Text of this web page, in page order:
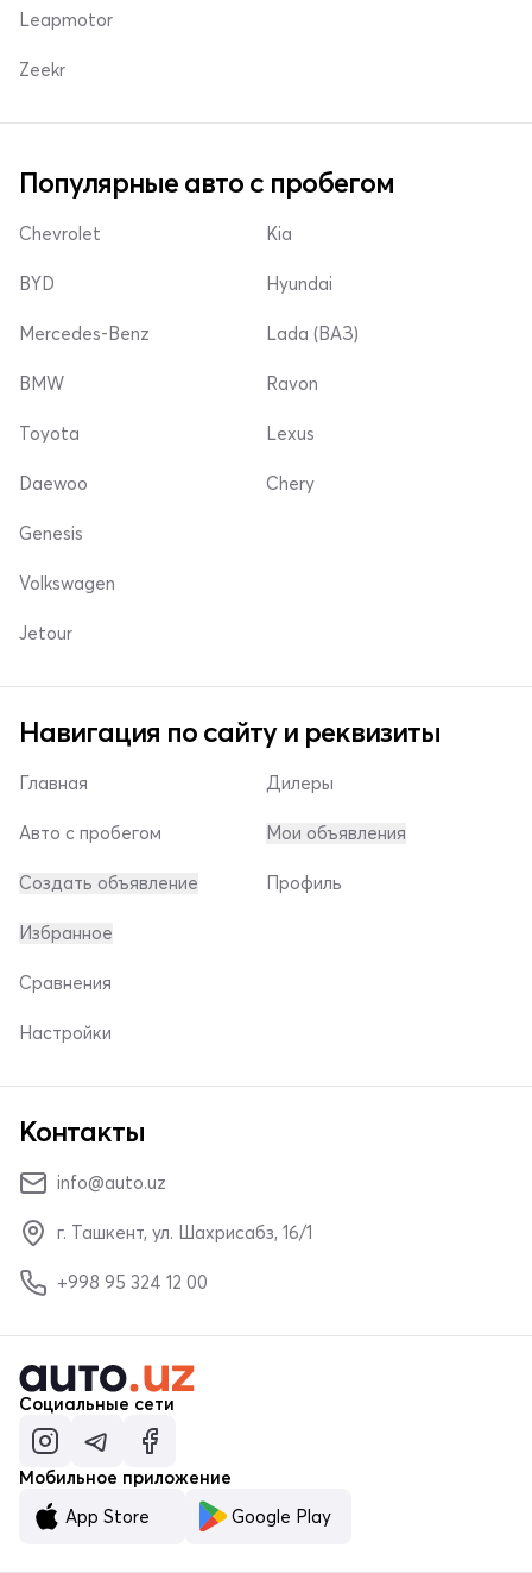
Leapmotor
Zeekr
Популярные авто с пробегом
Chevrolet
BYD
Mercedes-Benz
Kia
Hyundai
Lada (ВАЗ)
BMW
Toyota
Daewoo
Ravon
Lexus
Chery
Genesis
Volkswagen
Jetour
Навигация по сайту и реквизиты
Главная
Авто с пробегом
Создать объявление
Дилеры
Мои объявления
Профиль
Избранное
Сравнения
Настройки
Контакты
info@auto.uz
г. Ташкент, ул. Шахрисабз, 16/1
+998 95 324 12 00
Социальные сети
Мобильное приложение
App Store
Google Play